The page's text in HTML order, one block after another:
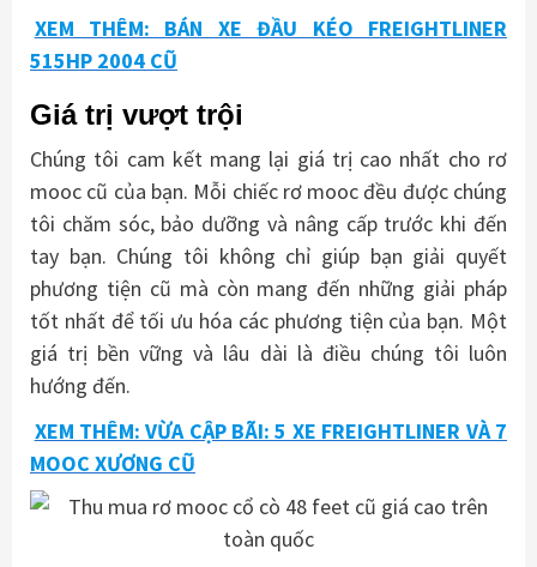
XEM THÊM: BÁN XE ĐẦU KÉO FREIGHTLINER
515HP 2004 CŨ
Giá trị vượt trội
Chúng tôi cam kết mang lại giá trị cao nhất cho rơ
mooc cũ của bạn. Mỗi chiếc rơ mooc đều được chúng
tôi chăm sóc, bảo dưỡng và nâng cấp trước khi đến
tay bạn. Chúng tôi không chỉ giúp bạn giải quyết
phương tiện cũ mà còn mang đến những giải pháp
tốt nhất để tối ưu hóa các phương tiện của bạn. Một
giá trị bền vững và lâu dài là điều chúng tôi luôn
hướng đến.
XEM THÊM: VỪA CẬP BÃI: 5 XE FREIGHTLINER VÀ 7
MOOC XƯƠNG CŨ